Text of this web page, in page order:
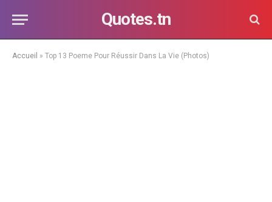
Quotes.tn
Accueil » Top 13 Poeme Pour Réussir Dans La Vie (Photos)